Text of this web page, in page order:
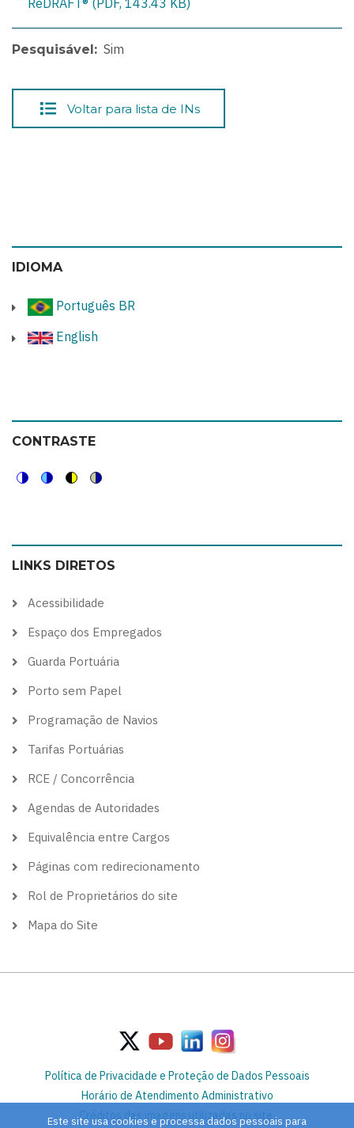
ReDRAFT® (PDF, 143.43 KB)
Pesquisável Sim
Voltar para lista de INs
IDIOMA
Português BR
English
CONTRASTE
color
theme
blue
theme
high
visibility
soft
theme
LINKS DIRETOS
Acessibilidade
Espaço dos Empregados
Guarda Portuária
Porto sem Papel
Programação de Navios
Tarifas Portuárias
RCE / Concorrência
Agendas de Autoridades
Equivalência entre Cargos
Páginas com redirecionamento
Rol de Proprietários do site
Mapa do Site
Política de Privacidade e Proteção de Dados Pessoais
Horário de Atendimento Administrativo
Créditos das imagens utilizadas no site
Este site usa cookies e processa dados pessoais para